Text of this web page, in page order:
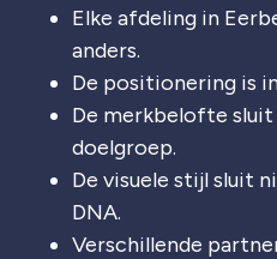
Elke afdeling in
anders.
De positionering is
De merkbelofte sluit
doelgroep.
De visuele stijl sluit
DNA.
Verschillende